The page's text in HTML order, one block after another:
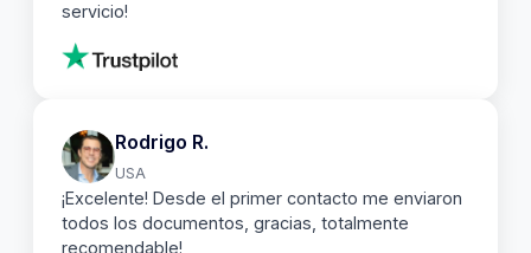
servicio!
Rodrigo R.
USA
¡Excelente! Desde el primer contacto me enviaron
todos los documentos, gracias, totalmente
recomendable!